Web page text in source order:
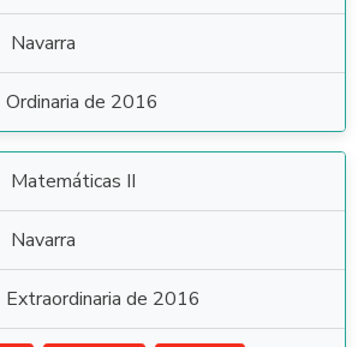
Navarra
Ordinaria de 2016
Matemáticas II
Navarra
Extraordinaria de 2016